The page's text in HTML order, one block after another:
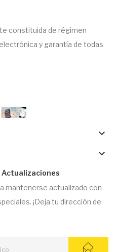
constituida de régimen
y garantía de todas
keyboard_arrow_down
keyboard_arrow_down
Actualizaciones
mantenerse actualizado con
¡Deja tu dirección de